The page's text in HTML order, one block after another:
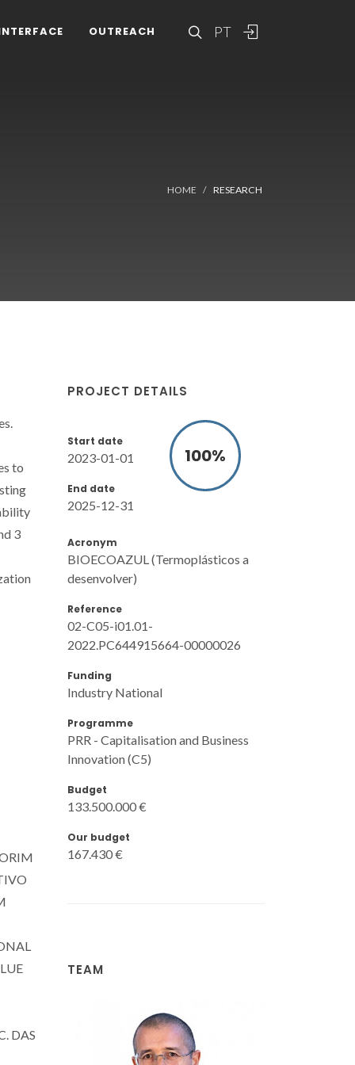
PT
OUTREACH
HOME RESEARCH
PROJECT DETAILS
Start date
2023-01-01
End date
2025-12-31
100%
Acronym
BIOECOAZUL (Termoplásticos a
desenvolver)
Reference
02-C05-i01.01-
2022.PC644915664-00000026
Funding
Industry National
Programme
PRR - Capitalisation and Business
Innovation (C5)
Budget
133.500.000 €
Our budget
167.430 €
TEAM
to
3
DAS